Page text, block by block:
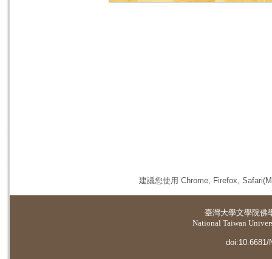
建議您使用 Chrome, Firefox,
臺灣大學文學院佛
National Taiwan
doi:10.6681/